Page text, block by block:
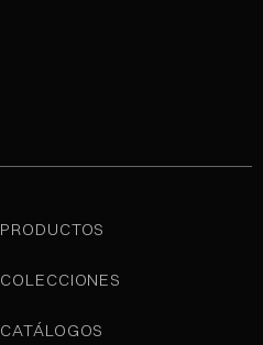
PRODUCTOS
COLECCIONES
CATÁLOGOS